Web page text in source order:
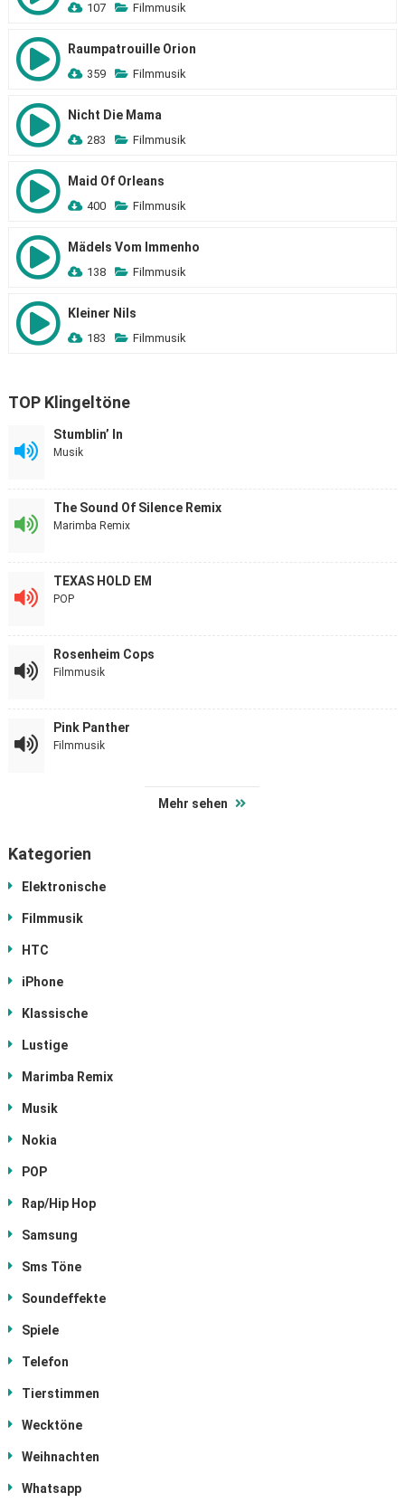
107 Filmmusik
Raumpatrouille Orion
359 Filmmusik
Nicht Die Mama
283 Filmmusik
Maid Of Orleans
400 Filmmusik
Mädels Vom Immenho
138 Filmmusik
Kleiner Nils
183 Filmmusik
TOP Klingeltöne
Stumblin’ In
Musik
The Sound Of Silence Remix
Marimba Remix
TEXAS HOLD EM
POP
Rosenheim Cops
Filmmusik
Pink Panther
Filmmusik
Mehr sehen
Kategorien
Elektronische
Filmmusik
HTC
iPhone
Klassische
Lustige
Marimba Remix
Musik
Nokia
POP
Rap/Hip Hop
Samsung
Sms Töne
Soundeffekte
Spiele
Telefon
Tierstimmen
Wecktöne
Weihnachten
Whatsapp